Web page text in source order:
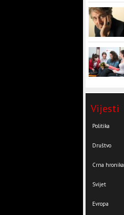
Vijesti
Politika
Društvo
Crna hronika
Svijet
Evropa